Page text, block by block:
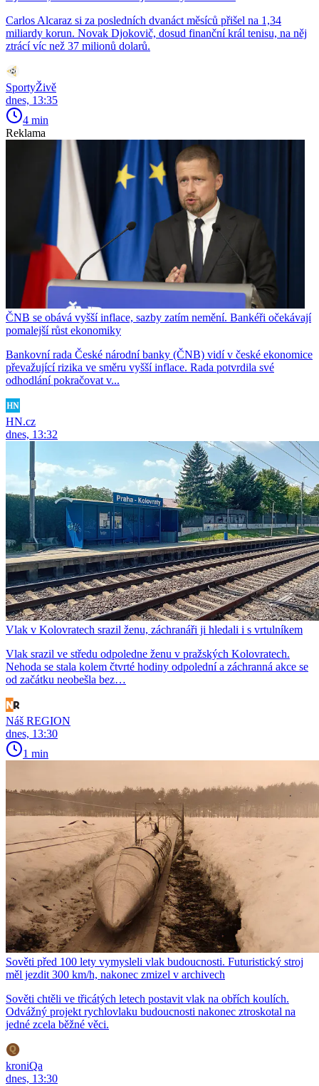
Carlos Alcaraz si za posledních dvanáct měsíců přišel na 1,34
miliardy korun. Novak Djokovič, dosud finanční král tenisu, na něj
ztrácí víc než 37 milionů dolarů.
SportyŽivě
dnes, 13:35
4 min
Reklama
ČNB se obává vyšší inflace, sazby zatím nemění. Bankéři očekávají
pomalejší růst ekonomiky
Bankovní rada České národní banky (ČNB) vidí v české ekonomice
převažující rizika ve směru vyšší inflace. Rada potvrdila své
odhodlání pokračovat v...
HN.cz
dnes, 13:32
Vlak v Kolovratech srazil ženu, záchranáři ji hledali i s vrtulníkem
Vlak srazil ve středu odpoledne ženu v pražských Kolovratech.
Nehoda se stala kolem čtvrté hodiny odpolední a záchranná akce se
od začátku neobešla bez…
Náš REGION
dnes, 13:30
1 min
Sověti před 100 lety vymysleli vlak budoucnosti. Futuristický stroj
měl jezdit 300 km/h, nakonec zmizel v archivech
Sověti chtěli ve třicátých letech postavit vlak na obřích koulích.
Odvážný projekt rychlovlaku budoucnosti nakonec ztroskotal na
jedné zcela běžné věci.
kroniQa
dnes, 13:30